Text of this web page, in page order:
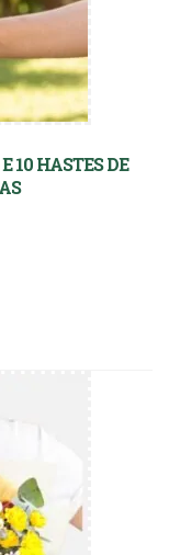
10 HASTES DE